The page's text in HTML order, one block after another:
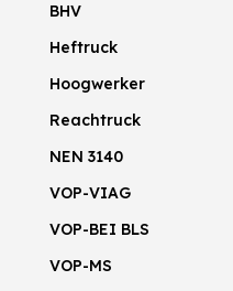
BHV
Heftruck
Hoogwerker
Reachtruck
NEN 3140
VOP-VIAG
VOP-BEI BLS
VOP-MS